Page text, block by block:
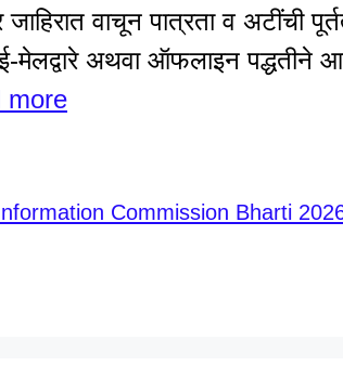
जाहिरात वाचून पात्रता व अटींची
मेलद्वारे अथवा ऑफलाइन पद्धतीने
more
Commission Bharti